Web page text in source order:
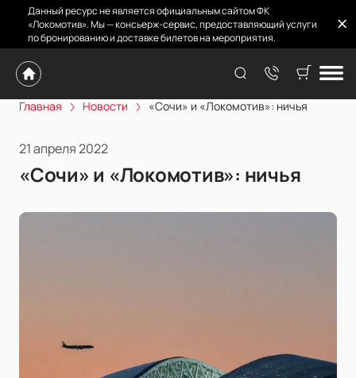
Данный ресурс не является официальным сайтом ФК
«Локомотив». Мы — консьерж-сервис, предоставляющий услуги
по бронированию и доставке билетов на мероприятия.
Главная Новости «Сочи» и «Локомотив»: ничья
21 апреля 2022
«Сочи» и «Локомотив»: ничья